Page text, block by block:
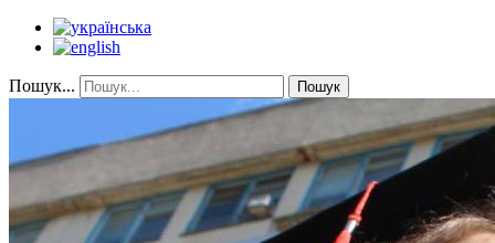
Пошук... Пошук